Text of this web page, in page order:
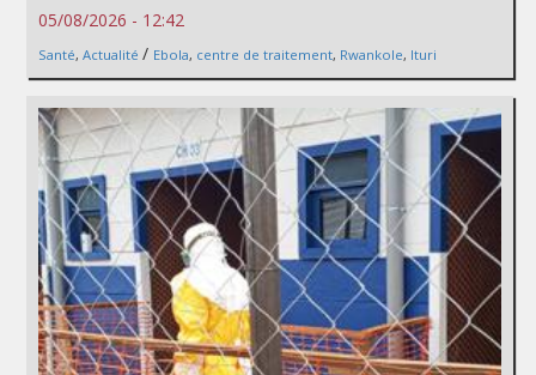
05/08/2026 - 12:42
Santé, Actualité / Ebola, centre de traitement, Rwankole, Ituri